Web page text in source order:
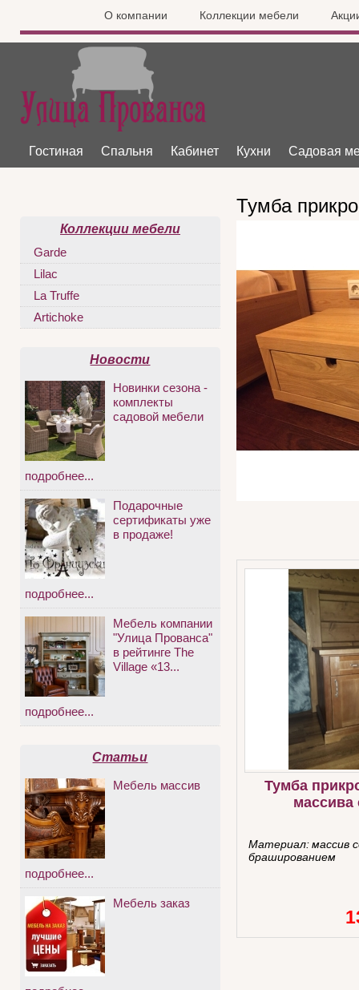
О компании Коллекции мебели
Гостиная Спальня Кабинет Кухни Садовая
Тумба
Тумба
массива
Материал:массив
брашированием
Коллекции мебели
Garde
Lilac
La Truffe
Artichoke
Новости
Новинки сезона -
комплекты
садовой мебели
подробнее...
Подарочные
сертификаты уже
в продаже!
подробнее...
Мебель компании
"Улица Прованса"
в рейтинге The
Village «13...
подробнее...
Статьи
Мебель массив
подробнее...
Мебель заказ